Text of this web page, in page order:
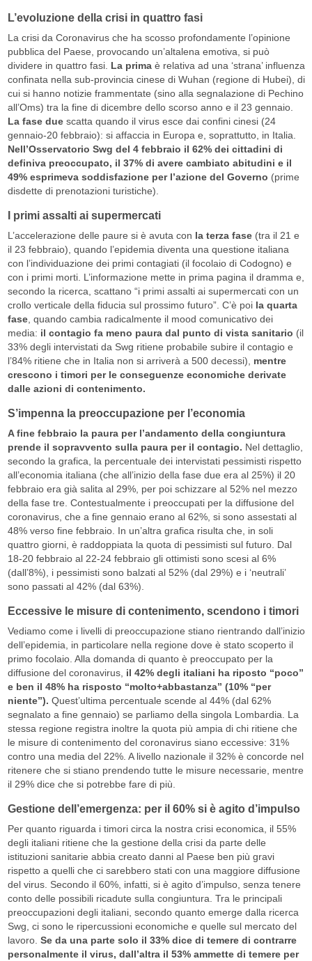
L’evoluzione della crisi in quattro fasi
La crisi da Coronavirus che ha scosso profondamente l’opinione
pubblica del Paese, provocando un’altalena emotiva, si può
dividere in quattro fasi. La primaè relativa ad una ‘strana’ influenza
confinata nella sub-provincia cinese di Wuhan (regione di Hubei), di
cui si hanno notizie frammentate (sino alla segnalazione di Pechino
all’Oms) tra la fine di dicembre dello scorso anno e il 23 gennaio.
La fase duescatta quando il virus esce dai confini cinesi (24
gennaio-20 febbraio): si affaccia in Europa e, soprattutto, in Italia.
Nell’Osservatorio Swg del 4 febbraio il 62% dei cittadini di
definiva preoccupato, il 37% di avere cambiato abitudini e il
49% esprimeva soddisfazione per l’azione del Governo (prime
disdette di prenotazioni turistiche).
I primi assalti ai supermercati
L’accelerazione delle paure si è avuta con la terza fase(tra il 21 e
il 23 febbraio), quando l’epidemia diventa una questione italiana
con l’individuazione dei primi contagiati (il focolaio di Codogno) e
con i primi morti. L’informazione mette in prima pagina il dramma e,
secondo la ricerca, scattano “i primi assalti ai supermercati con un
crollo verticale della fiducia sul prossimo futuro”. C’è poi la quarta
fase, quando cambia radicalmente il mood comunicativo dei
media: il contagio fa meno paura dal punto di vista sanitario (il
33% degli intervistati da Swg ritiene probabile subire il contagio e
l’84% ritiene che in Italia non si arriverà a 500 decessi), mentre
crescono i timori per le conseguenze economiche derivate
dalle azioni di contenimento.
S’impenna la preoccupazione per l’economia
A fine febbraio la paura per l’andamento della congiuntura
prende il sopravvento sulla paura per il contagio. Nel dettaglio,
secondo la grafica, la percentuale dei intervistati pessimisti rispetto
all’economia italiana (che all’inizio della fase due era al 25%) il 20
febbraio era già salita al 29%, per poi schizzare al 52% nel mezzo
della fase tre. Contestualmente i preoccupati per la diffusione del
coronavirus, che a fine gennaio erano al 62%, si sono assestati al
48% verso fine febbraio. In un’altra grafica risulta che, in soli
quattro giorni, è raddoppiata la quota di pessimisti sul futuro. Dal
18-20 febbraio al 22-24 febbraio gli ottimisti sono scesi al 6%
(dall’8%), i pessimisti sono balzati al 52% (dal 29%) e i ‘neutrali’
sono passati al 42% (dal 63%).
Eccessive le misure di contenimento, scendono i timori
Vediamo come i livelli di preoccupazione stiano rientrando dall’inizio
dell’epidemia, in particolare nella regione dove è stato scoperto il
primo focolaio. Alla domanda di quanto è preoccupato per la
diffusione del coronavirus, il 42% degli italiani ha riposto “poco”
e ben il 48% ha risposto “molto+abbastanza” (10% “per
niente”). Quest’ultima percentuale scende al 44% (dal 62%
segnalato a fine gennaio) se parliamo della singola Lombardia. La
stessa regione registra inoltre la quota più ampia di chi ritiene che
le misure di contenimento del coronavirus siano eccessive: 31%
contro una media del 22%. A livello nazionale il 32% è concorde nel
ritenere che si stiano prendendo tutte le misure necessarie, mentre
il 29% dice che si potrebbe fare di più.
Gestione dell’emergenza: per il 60% si è agito d’impulso
Per quanto riguarda i timori circa la nostra crisi economica, il 55%
degli italiani ritiene che la gestione della crisi da parte delle
istituzioni sanitarie abbia creato danni al Paese ben più gravi
rispetto a quelli che ci sarebbero stati con una maggiore diffusione
del virus. Secondo il 60%, infatti, si è agito d’impulso, senza tenere
conto delle possibili ricadute sulla congiuntura. Tra le principali
preoccupazioni degli italiani, secondo quanto emerge dalla ricerca
Swg, ci sono le ripercussioni economiche e quelle sul mercato del
lavoro. Se da una parte solo il 33% dice di temere di contrarre
personalmente il virus, dall’altra il 53% ammette di temere per